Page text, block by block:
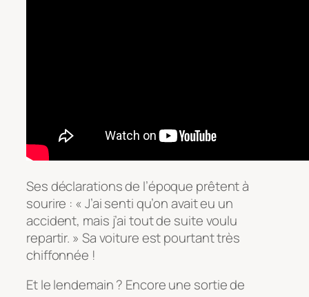
Ses déclarations de l’époque prêtent à
sourire : « J’ai senti qu’on avait eu un
accident, mais j’ai tout de suite voulu
repartir. » Sa voiture est pourtant très
chiffonnée !
Et le lendemain ? Encore une sortie de